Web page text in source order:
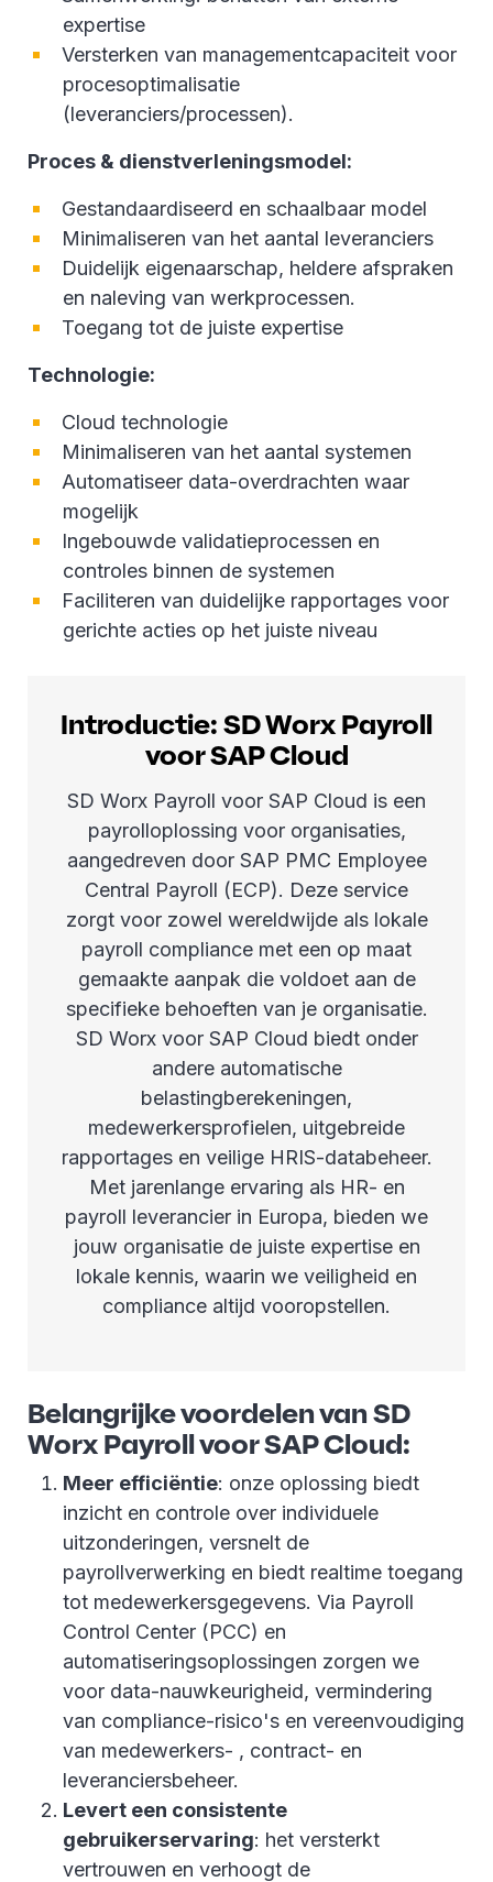
expertise
Versterken van managementcapaciteit voor
procesoptimalisatie
(leveranciers/processen).
Proces & dienstverleningsmodel:
Gestandaardiseerd en schaalbaar model
Minimaliseren van het aantal leveranciers
Duidelijk eigenaarschap, heldere afspraken
en naleving van werkprocessen.
Toegang tot de juiste expertise
Technologie:
Cloud technologie
Minimaliseren van het aantal systemen
Automatiseer data-overdrachten waar
mogelijk
Ingebouwde validatieprocessen en
controles binnen de systemen
Faciliteren van duidelijke rapportages voor
gerichte acties op het juiste niveau
Introductie: SD Worx Payroll
voor SAP Cloud
SD Worx Payroll voor SAP Cloud is een
payrolloplossing voor organisaties,
aangedreven door SAP PMC Employee
Central Payroll (ECP). Deze service
zorgt voor zowel wereldwijde als lokale
payroll compliance met een op maat
gemaakte aanpak die voldoet aan de
specifieke behoeften van je organisatie.
SD Worx voor SAP Cloud biedt onder
andere automatische
belastingberekeningen,
medewerkersprofielen, uitgebreide
rapportages en veilige HRIS-databeheer.
Met jarenlange ervaring als HR- en
payroll leverancier in Europa, bieden we
jouw organisatie de juiste expertise en
lokale kennis, waarin we veiligheid en
compliance altijd vooropstellen.
Belangrijke voordelen van SD
Worx Payroll voor SAP Cloud:
Meer efficiëntie: onze oplossing biedt
inzicht en controle over individuele
uitzonderingen, versnelt de
payrollverwerking en biedt realtime toegang
tot medewerkersgegevens. Via Payroll
Control Center (PCC) en
automatiseringsoplossingen zorgen we
voor data-nauwkeurigheid, vermindering
van compliance-risico's en vereenvoudiging
van medewerkers- , contract- en
leveranciersbeheer.
Levert een consistente
gebruikerservaring: het versterkt
vertrouwen en verhoogt de